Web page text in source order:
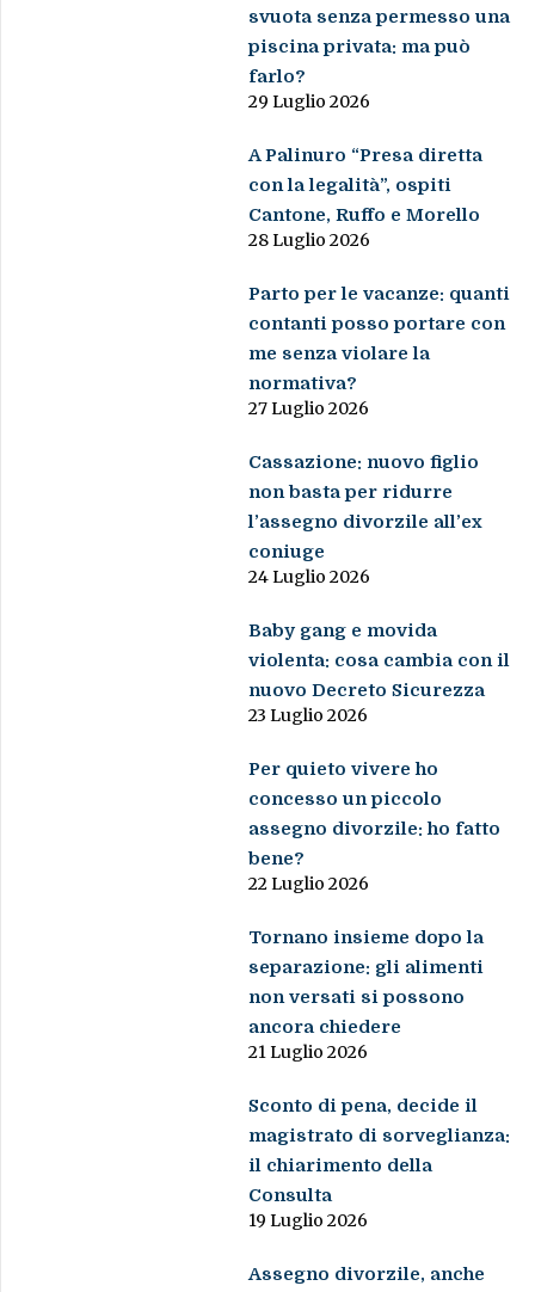
svuota senza permesso una
piscina privata: ma può
farlo?
29 Luglio 2026
A Palinuro “Presa diretta
con la legalità”, ospiti
Cantone, Ruffo e Morello
28 Luglio 2026
Parto per le vacanze: quanti
contanti posso portare con
me senza violare la
normativa?
27 Luglio 2026
Cassazione: nuovo figlio
non basta per ridurre
l’assegno divorzile all’ex
coniuge
24 Luglio 2026
Baby gang e movida
violenta: cosa cambia con il
nuovo Decreto Sicurezza
23 Luglio 2026
Per quieto vivere ho
concesso un piccolo
assegno divorzile: ho fatto
bene?
22 Luglio 2026
Tornano insieme dopo la
separazione: gli alimenti
non versati si possono
ancora chiedere
21 Luglio 2026
Sconto di pena, decide il
magistrato di sorveglianza:
il chiarimento della
Consulta
19 Luglio 2026
Assegno divorzile, anche